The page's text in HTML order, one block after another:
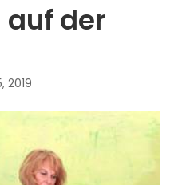
auf der
2019